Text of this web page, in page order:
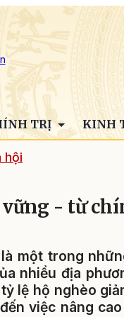
TRỊ KINH
hội
- từ
một trong
nhiều địa
lệ hộ nghèo
việc nâng